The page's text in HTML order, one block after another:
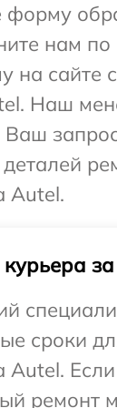
форму
нам по
на сайте
Наш
Ваш
Autel.
сроки
Autel.
ремонт